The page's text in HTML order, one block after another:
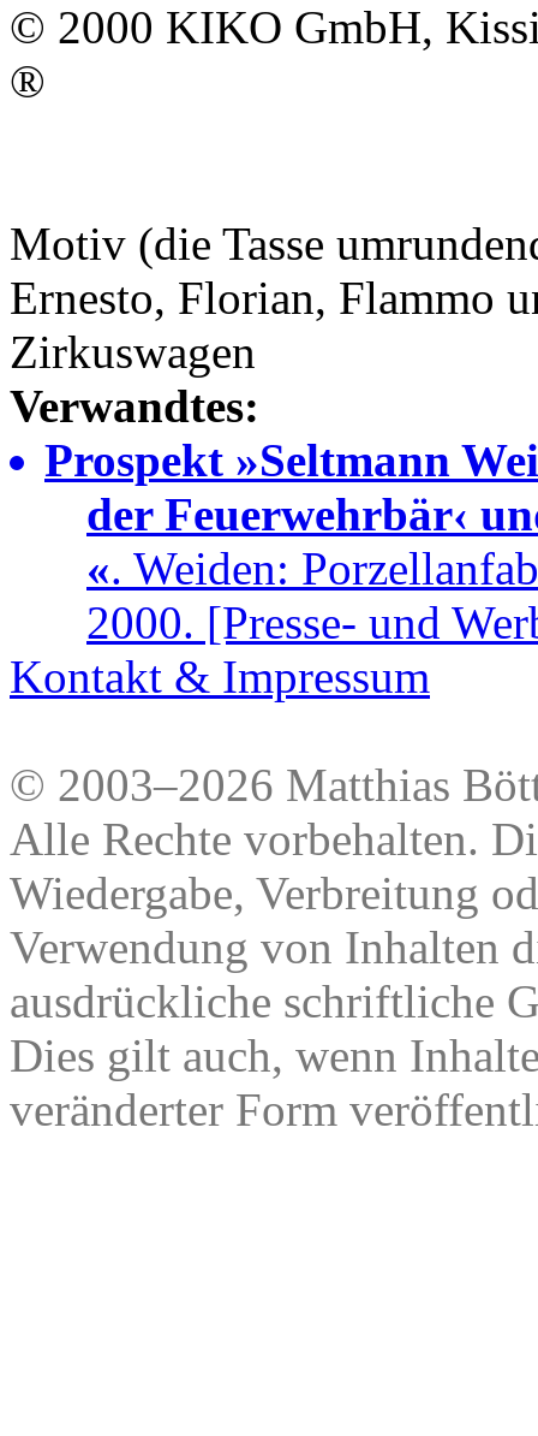
© 2000 KIKO GmbH,
®
Motiv (die Tasse
Ernesto, Florian, Flammo
Zirkuswagen
Verwandtes:
Prospekt »Seltmann
der Feuerwehrbär‹
«. Weiden:
2000. [Presse- und
Kontakt & Impressum
© 2003–2026 Matthias
Alle Rechte vorbehalten.
Wiedergabe, Verbreitung
Verwendung von Inhalten
ausdrückliche schriftliche
Dies gilt auch, wenn
veränderter Form